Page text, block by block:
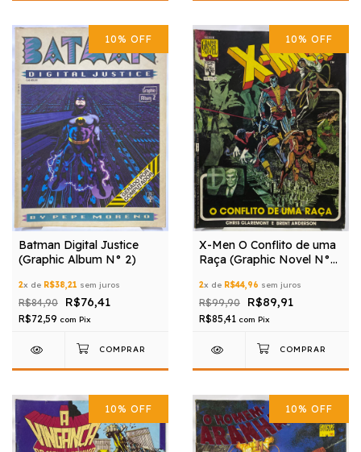
10% OFF
Batman Digital Justice
(Graphic Album N° 2)
2x de R$38,21 sem juros
R$84,90 R$76,41
R$72,59 com Pix
10% OFF
X-Men O Conflito de uma
Raça (Graphic Novel N°
2x de R$44,96 sem juros
R$99,90 R$89,91
R$85,41 com Pix
10% OFF 10% OFF